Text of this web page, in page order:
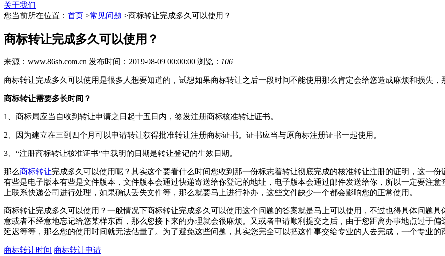
关于我们
您当前所在位置： 首页 >常见问题 >商标转让完成多久可以使用？
商标转让完成多久可以使用？
来源：www.86sb.com.cn 发布时间：2019-08-09 00:00:00 浏览： 106
商标转让完成多久可以使用是很多人想要知道的，试想如果商标转让之后一段时间不能使用那么肯定会给您造成麻烦和损失
商标转让需要多长时间？
1、商标局应当自收到转让申请之日起十五日内，签发注册商标核准转让证书。
2、因为建立在三到四个月可以申请转让获得批准转让注册商标证书。证书应当与原商标注册证书一起使用。
3、“注册商标转让核准证书”中载明的日期是转让登记的生效日期。
那么商标转让完成多久可以使用呢？其实这个要看什么时间您收到那一份标志着转让彻底完成的核准转让注册的证明，这一
有些是电子版本有些是文件版本，文件版本会通过快递寄送给你登记的地址，电子版本会通过邮件发送给你，所以一定要注
上联系快递公司进行处理，如果确认丢失文件等，那么就要马上进行补办，这些文件缺少一个都会影响您的正常使用。
商标转让完成多久可以使用？一般情况下商标转让完成多久可以使用这个问题的答案就是马上可以使用，不过也得具体问题
意或者不经意地忘记给您某样东西，那么您接下来的办理就会很麻烦。又或者申请顺利提交之后，由于您距离办事地点过于
延迟等等，那么您的使用时间就无法估量了。为了避免这些问题，其实您完全可以把这件事交给专业的人去完成，一个专业
商标转让时间 商标转让申请